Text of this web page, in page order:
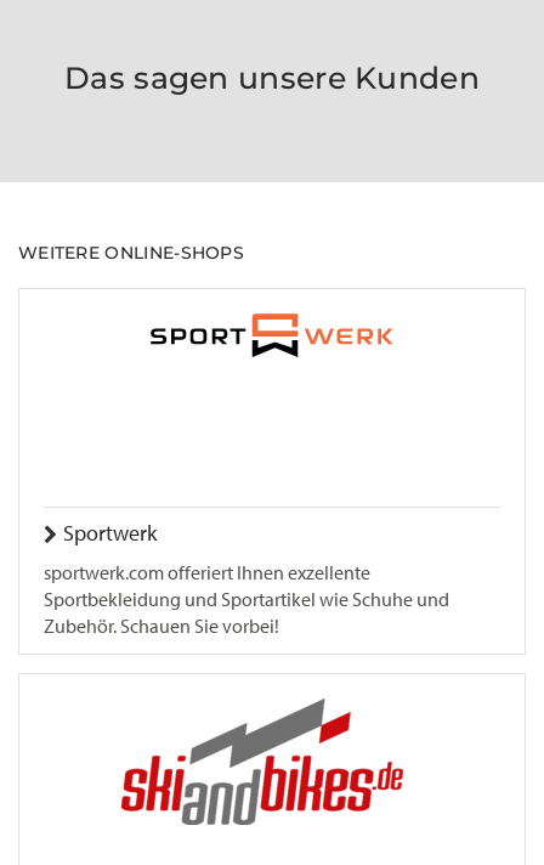
Das sagen unsere Kunden
WEITERE ONLINE-SHOPS
Sportwerk
sportwerk.com offeriert Ihnen exzellente
Sportbekleidung und Sportartikel wie Schuhe und
Zubehör. Schauen Sie vorbei!